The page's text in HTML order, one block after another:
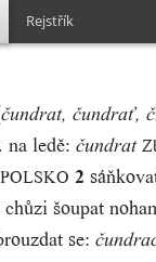
Rejstřík
čundrat, čundrať,
na ledě: čundrat
2
šoupat
se: